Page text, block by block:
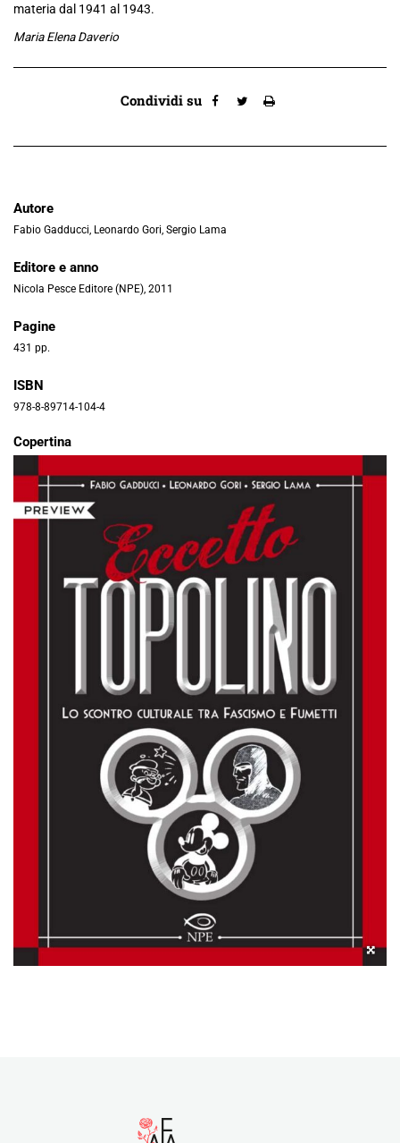
Autore
Fabio Gadducci, Leonardo Gori, Sergio Lama
Editore e anno
Nicola Pesce Editore (NPE), 2011
Pagine
431 pp.
ISBN
978-8-89714-104-4
Copertina
Condividi su
materia dal 1941 al 1943.
Maria Elena Daverio